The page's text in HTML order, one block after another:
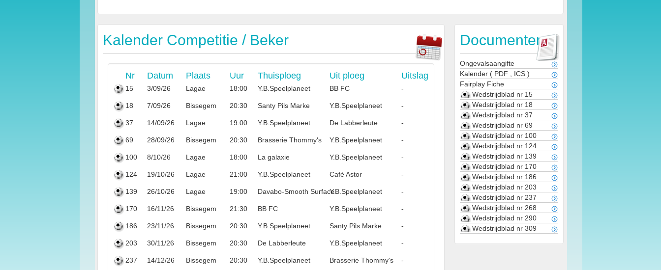
Kalender Competitie / Beker
Nr Datum Plaats Uur Thuisploeg Uit ploeg Uitslag
15 3/09/26 Lagae 18:00 Y.B.Speelplaneet BB FC -
18 7/09/26 Bissegem 20:30 Santy Pils Marke Y.B.Speelplaneet -
37 14/09/26 Lagae 19:00 Y.B.Speelplaneet De Labberleute -
69 28/09/26 Bissegem 20:30 Brasserie Thommy's Y.B.Speelplaneet -
100 8/10/26 Lagae 18:00 La galaxie Y.B.Speelplaneet -
124 19/10/26 Lagae 21:00 Y.B.Speelplaneet Café Astor -
139 26/10/26 Lagae 19:00 Davabo-Smooth SurfaceY.B.Speelplaneet -
170 16/11/26 Bissegem 21:30 BB FC Y.B.Speelplaneet -
186 23/11/26 Bissegem 20:30 Y.B.Speelplaneet Santy Pils Marke -
203 30/11/26 Bissegem 20:30 De Labberleute Y.B.Speelplaneet -
237 14/12/26 Bissegem 20:30 Y.B.Speelplaneet Brasserie Thommy's -
Documenten
Ongevalsaangifte
Kalender ( PDF ICS )
Fairplay Fiche
Wedstrijdblad nr 15
Wedstrijdblad nr 18
Wedstrijdblad nr 37
Wedstrijdblad nr 69
Wedstrijdblad nr 100
Wedstrijdblad nr 124
Wedstrijdblad nr 139
Wedstrijdblad nr 170
Wedstrijdblad nr 186
Wedstrijdblad nr 203
Wedstrijdblad nr 237
Wedstrijdblad nr 268
Wedstrijdblad nr 290
Wedstrijdblad nr 309